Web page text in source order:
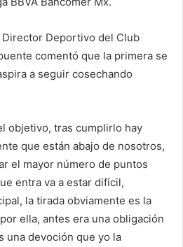
Deportivo del Club
comentó que la primera se
a seguir cosechando
objetivo, tras cumplirlo hay
que están abajo de nosotros,
el mayor número de puntos
entra va a estar difícil,
la tirada obviamente es la
ella, antes era una obligación
una devoción que yo la